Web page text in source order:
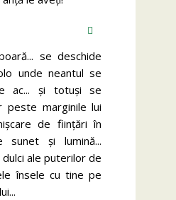
se deschide
unde neantul se
ac... și totuși se
peste marginile lui
de ființări în
sunet și lumină...
ale puterilor de
însele cu tine pe